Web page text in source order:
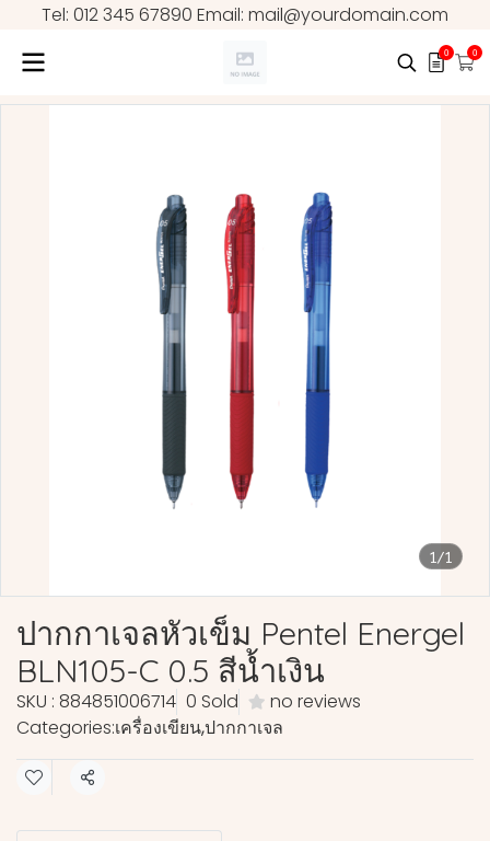
Tel: 012 345 67890 Email: mail@yourdomain.com
0 0
1/1
ปากกาเจลหัวเข็ม Pentel Energel
BLN105-C 0.5 สีน้ำเงิน
SKU : 884851006714 0 Sold
no reviews
Categories:เครื่องเขียน,ปากกาเจล
Share